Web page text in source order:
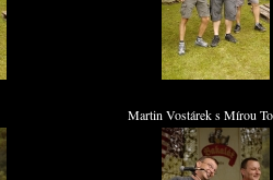
Martin Vostárek s Mírou